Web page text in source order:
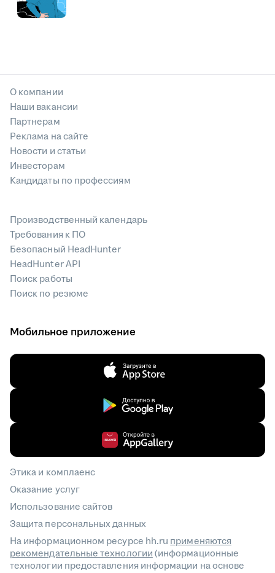
О компании
Наши вакансии
Партнерам
Реклама на сайте
Новости и статьи
Инвесторам
Кандидаты по профессиям
Производственный календарь
Требования к ПО
Безопасный HeadHunter
HeadHunter API
Поиск работы
Поиск по резюме
Мобильное приложение
Этика и комплаенс
Оказание услуг
Использование сайтов
Защита персональных данных
На информационном ресурсе hh.ru применяются
рекомендательные технологии(информационные
технологии предоставления информации на основе